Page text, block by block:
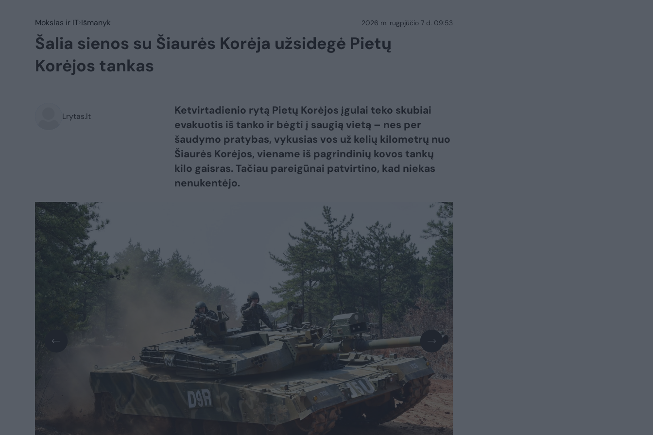
Mokslas ir IT Išmanyk 2026 m. rugpjūčio 7 d. 09:53
Šalia sienos su Šiaurės Korėja užsidegė Pietų
Korėjos tankas
Lrytas.lt
Ketvirtadienio rytą Pietų Korėjos įgulai teko skubiai
evakuotis iš tanko ir bėgti į saugią vietą – nes per
šaudymo pratybas, vykusias vos už kelių kilometrų nuo
Šiaurės Korėjos, viename iš pagrindinių kovos tankų
kilo gaisras. Tačiau pareigūnai patvirtino, kad niekas
nenukentėjo.